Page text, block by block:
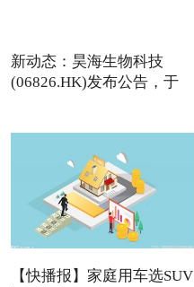
新动态：昊海生物科技
(06826.HK)发布公告，于
【快播报】家庭用车选SUV